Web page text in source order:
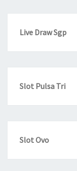
Live Draw Sgp
Slot Pulsa Tri
Slot Ovo